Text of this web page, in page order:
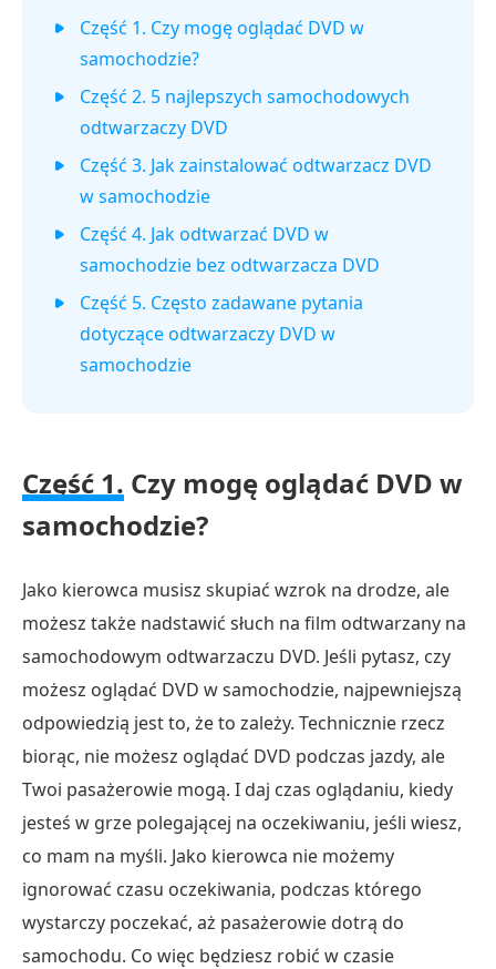
Część 1. Czy mogę oglądać DVD w
samochodzie?
Część 2. 5 najlepszych samochodowych
odtwarzaczy DVD
Część 3. Jak zainstalować odtwarzacz DVD
w samochodzie
Część 4. Jak odtwarzać DVD w
samochodzie bez odtwarzacza DVD
Część 5. Często zadawane pytania
dotyczące odtwarzaczy DVD w
samochodzie
Część 1. Czy mogę oglądać DVD w
samochodzie?
Jako kierowca musisz skupiać wzrok na drodze, ale
możesz także nadstawić słuch na film odtwarzany na
samochodowym odtwarzaczu DVD. Jeśli pytasz, czy
możesz oglądać DVD w samochodzie, najpewniejszą
odpowiedzią jest to, że to zależy. Technicznie rzecz
biorąc, nie możesz oglądać DVD podczas jazdy, ale
Twoi pasażerowie mogą. I daj czas oglądaniu, kiedy
jesteś w grze polegającej na oczekiwaniu, jeśli wiesz,
co mam na myśli. Jako kierowca nie możemy
ignorować czasu oczekiwania, podczas którego
wystarczy poczekać, aż pasażerowie dotrą do
samochodu. Co więc będziesz robić w czasie